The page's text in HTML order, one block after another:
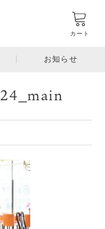
カート
お知らせ